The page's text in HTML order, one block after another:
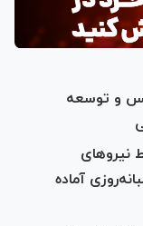
خرید ۴۰ آمبولانس و توسعه
نیرو‌های
آماده